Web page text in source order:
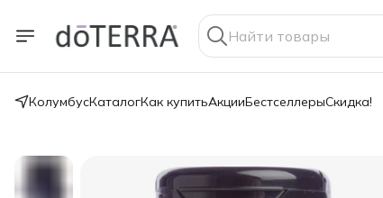
КолумбусКаталогКак купитьАкцииБестселлерыСкидка!